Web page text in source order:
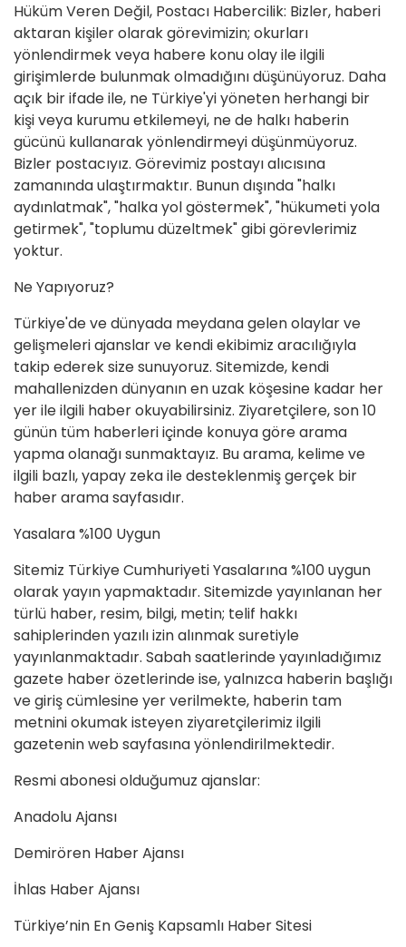
Hüküm Veren Değil, Postacı Habercilik: Bizler, haberi
aktaran kişiler olarak görevimizin; okurları
yönlendirmek veya habere konu olay ile ilgili
girişimlerde bulunmak olmadığını düşünüyoruz. Daha
açık bir ifade ile, ne Türkiye'yi yöneten herhangi bir
kişi veya kurumu etkilemeyi, ne de halkı haberin
gücünü kullanarak yönlendirmeyi düşünmüyoruz.
Bizler postacıyız. Görevimiz postayı alıcısına
zamanında ulaştırmaktır. Bunun dışında "halkı
aydınlatmak", "halka yol göstermek", "hükumeti yola
getirmek", "toplumu düzeltmek" gibi görevlerimiz
yoktur.
Ne Yapıyoruz?
Türkiye'de ve dünyada meydana gelen olaylar ve
gelişmeleri ajanslar ve kendi ekibimiz aracılığıyla
takip ederek size sunuyoruz. Sitemizde, kendi
mahallenizden dünyanın en uzak köşesine kadar her
yer ile ilgili haber okuyabilirsiniz. Ziyaretçilere, son 10
günün tüm haberleri içinde konuya göre arama
yapma olanağı sunmaktayız. Bu arama, kelime ve
ilgili bazlı, yapay zeka ile desteklenmiş gerçek bir
haber arama sayfasıdır.
Yasalara %100 Uygun
Sitemiz Türkiye Cumhuriyeti Yasalarına %100 uygun
olarak yayın yapmaktadır. Sitemizde yayınlanan her
türlü haber, resim, bilgi, metin; telif hakkı
sahiplerinden yazılı izin alınmak suretiyle
yayınlanmaktadır. Sabah saatlerinde yayınladığımız
gazete haber özetlerinde ise, yalnızca haberin başlığı
ve giriş cümlesine yer verilmekte, haberin tam
metnini okumak isteyen ziyaretçilerimiz ilgili
gazetenin web sayfasına yönlendirilmektedir.
Resmi abonesi olduğumuz ajanslar:
Anadolu Ajansı
Demirören Haber Ajansı
İhlas Haber Ajansı
Türkiye’nin En Geniş Kapsamlı Haber Sitesi